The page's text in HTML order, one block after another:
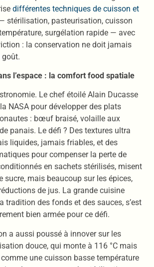
différentes techniques de cuisson et
stérilisation, pasteurisation, cuisson
surgélation rapide — avec
: la conservation ne doit jamais
goût.
l’espace : la comfort food spatiale
Le chef étoilé Alain Ducasse
NASA pour développer des plats
: bœuf braisé, volaille aux
panais. Le défi ? Des textures ultra
liquides, jamais friables, et des
pour compenser la perte de
en sachets stérilisés, misent
sucre, mais beaucoup sur les épices,
de jus. La grande cuisine
tradition des fonds et des sauces, s’est
bien armée pour ce défi.
a aussi poussé à innover sur les
douce, qui monte à 116 °C mais
une cuisson basse température